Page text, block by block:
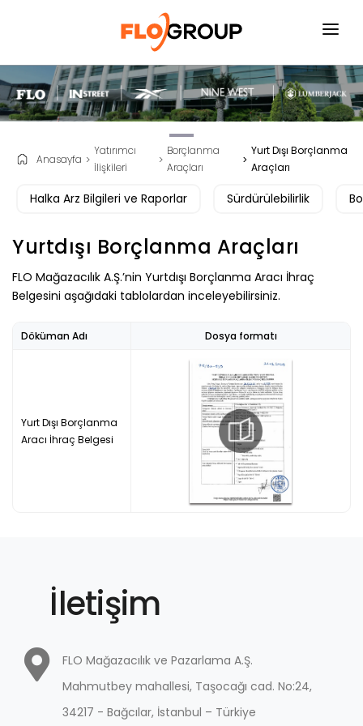
ANASAYFA
KURUMSAL
SÜRDÜRÜLEBILIRLIK
İNSAN KAYNAKLARI
BASIN ODASI
Anasayfa
Yatırımcı
İlişkileri
Borçlanma
Araçları
Yurt Dışı Borçlanma
Araçları
Halka Arz Bilgileri ve Raporlar Sürdürülebilirlik
Yurtdışı Borçlanma Araçları
FLO Mağazacılık A.Ş.’nin Yurtdışı Borçlanma Aracı İhraç
Belgesini aşağıdaki tablolardan inceleyebilirsiniz.
Döküman Adı Dosya formatı
Yurt Dışı Borçlanma
Aracı İhraç Belgesi
İletişim
FLO Mağazacılık ve Pazarlama A.Ş.
Mahmutbey mahallesi, Taşocağı cad. No:24,
34217 - Bağcılar, İstanbul – Türkiye